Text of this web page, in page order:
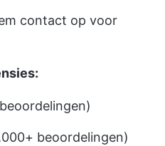
contact op voor
beoordelingen)